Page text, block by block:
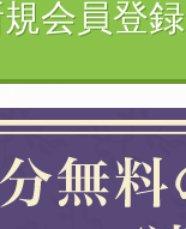
会員登